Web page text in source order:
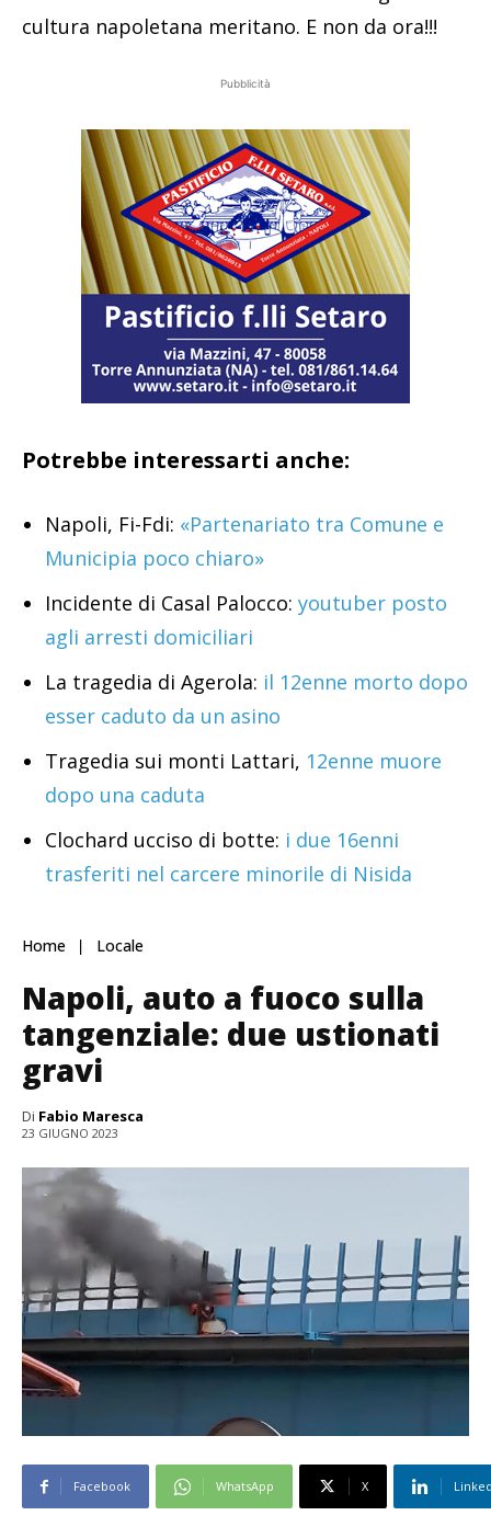
cultura napoletana meritano. E non da ora!!!
Pubblicità
Potrebbe interessarti anche:
Napoli, Fi-Fdi: «Partenariato tra Comune e
Municipia poco chiaro»
Incidente di Casal Palocco: youtuber posto
agli arresti domiciliari
La tragedia di Agerola: il 12enne morto dopo
esser caduto da un asino
Tragedia sui monti Lattari, 12enne muore
dopo una caduta
Clochard ucciso di botte: i due 16enni
trasferiti nel carcere minorile di Nisida
Home Locale
Napoli, auto a fuoco sulla
tangenziale: due ustionati
gravi
Di Fabio Maresca
23 GIUGNO 2023
Facebook WhatsApp X